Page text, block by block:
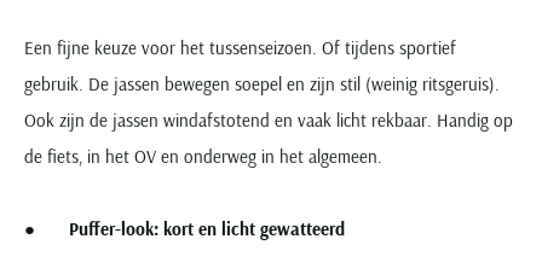
Een fijne keuze voor het tussenseizoen. Of tijdens sportief
gebruik. De jassen bewegen soepel en zijn stil (weinig ritsgeruis).
Ook zijn de jassen windafstotend en vaak licht rekbaar. Handig op
de fiets, in het OV en onderweg in het algemeen.
● Puffer-look: kort en licht gewatteerd